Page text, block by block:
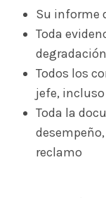
Su informe
Toda
Todos los
jefe,
Toda la
reclamo